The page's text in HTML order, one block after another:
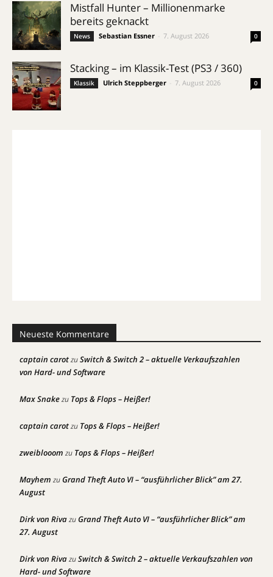
Mistfall Hunter – Millionenmarke
bereits geknackt
News Sebastian Essner 7. August 2026 0
Stacking – im Klassik-Test (PS3 / 360)
Klassik Ulrich Steppberger 7. August 2026 0
Neueste Kommentare
captain carotzuSwitch & Switch 2 – aktuelle Verkaufszahlen
von Hard- und Software
Max Snakezu Tops & Flops – Heißer!
captain carotzu Tops & Flops – Heißer!
zweiblooom zu Tops & Flops – Heißer!
Mayhem zuGrand Theft Auto VI – “ausführlicher Blick” am 27.
August
Dirk von RivazuGrand Theft Auto VI – “ausführlicher Blick” am
27. August
Dirk von RivazuSwitch & Switch 2 – aktuelle Verkaufszahlen von
Hard- und Software